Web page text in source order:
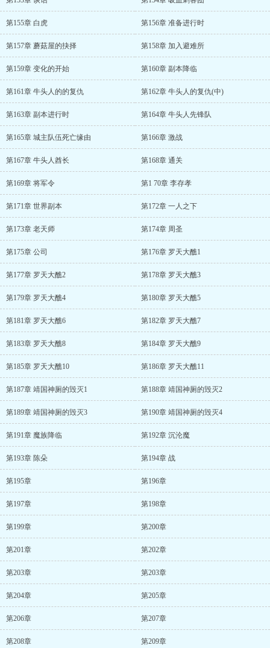
第155章 白虎 第156章 准备进行时
第157章 蘑菇屋的抉择 第158章 加入避难所
第159章 变化的开始 第160章 副本降临
第161章 牛头人的的复仇 第162章 牛头人的复仇(中)
第163章 副本进行时 第164章 牛头人先锋队
第165章 城主队伍死亡缘由 第166章 激战
第167章 牛头人酋长 第168章 通关
第169章 将军令 第1 70章 李存孝
第171章 世界副本 第172章 一人之下
第173章 老天师 第174章 周圣
第175章 公司 第176章 罗天大醮1
第177章 罗天大醮2 第178章 罗天大醮3
第179章 罗天大醮4 第180章 罗天大醮5
第181章 罗天大醮6 第182章 罗天大醮7
第183章 罗天大醮8 第184章 罗天大醮9
第185章 罗天大醮10 第186章 罗天大醮11
第187章 靖国神厕的毁灭1 第188章 靖国神厕的毁灭2
第189章 靖国神厕的毁灭3 第190章 靖国神厕的毁灭4
第191章 魔族降临 第192章 沉沦魔
第193章 陈朵 第194章 战
第195章 第196章
第197章 第198章
第199章 第200章
第201章 第202章
第203章 第203章
第204章 第205章
第206章 第207章
第208章 第209章